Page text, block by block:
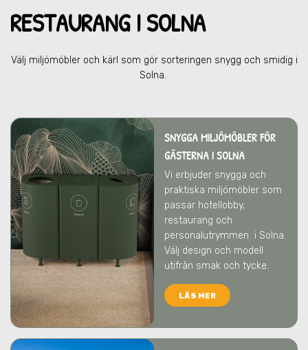
RESTAURANG I SOLNA
Välj miljömöbler och kärl som gör sorteringen snygg och smidig i
Solna.
SNYGGA MILJÖMÖBLER FÖR
GÄSTERNA I SOLNA
Vi erbjuder snygga och
praktiska miljömöbler som
passar hotellobby,
restaurang och
personalutrymmen i Solna.
Välj design och modell
utifrån smak och tycke.
LÄS MER